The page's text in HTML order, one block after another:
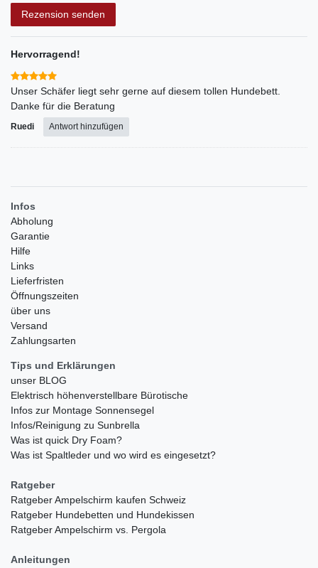
Rezension senden
Hervorragend!
Unser Schäfer liegt sehr gerne auf diesem tollen Hundebett.
Danke für die Beratung
Ruedi Antwort hinzufügen
Infos
Abholung
Garantie
Hilfe
Links
Lieferfristen
Öffnungszeiten
über uns
Versand
Zahlungsarten
Tips und Erklärungen
unser BLOG
Elektrisch höhenverstellbare Bürotische
Infos zur Montage Sonnensegel
Infos/Reinigung zu Sunbrella
Was ist quick Dry Foam?
Was ist Spaltleder und wo wird es eingesetzt?
Ratgeber
Ratgeber Ampelschirm kaufen Schweiz
Ratgeber Hundebetten und Hundekissen
Ratgeber Ampelschirm vs. Pergola
Anleitungen